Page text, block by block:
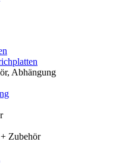
Abhängung
Zubehör